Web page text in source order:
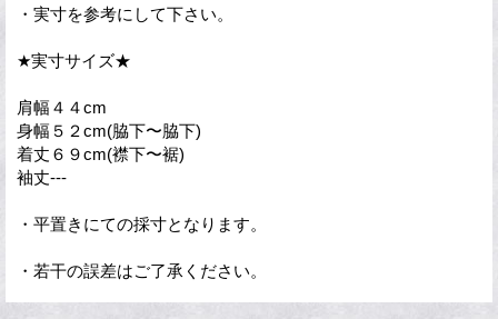
・実寸を参考にして下さい。
★実寸サイズ★
肩幅４４cm
身幅５２cm(脇下〜脇下)
着丈６９cm(襟下〜裾)
袖丈---
・平置きにての採寸となります。
・若干の誤差はご了承ください。